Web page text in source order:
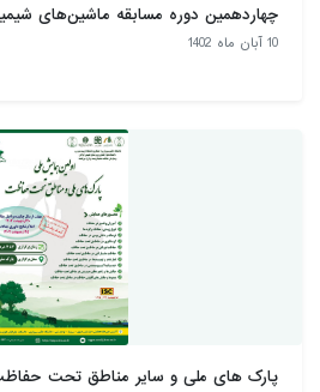
چهاردهمین دوره مسابقه ماشین‌های
10 آبان ماه 1402
پارک های ملی و سایر مناطق تحت